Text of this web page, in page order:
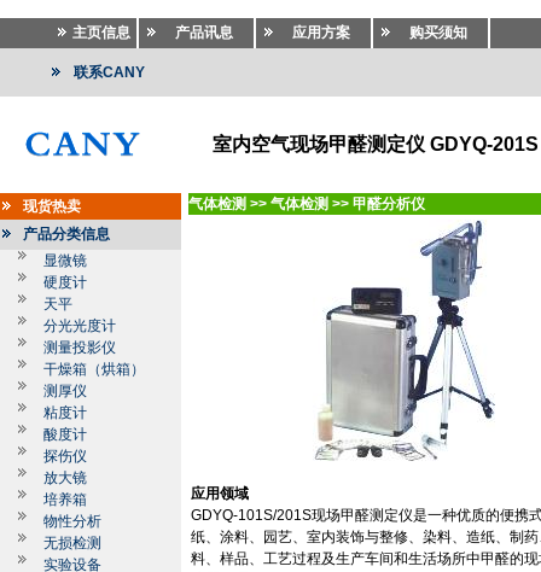
主页信息 产品讯息 应用方案 购买须知
联系CANY
室内空气现场甲醛测定仪 GDYQ-201S
现货热卖
产品分类信息
显微镜
硬度计
天平
分光光度计
测量投影仪
干燥箱（烘箱）
测厚仪
粘度计
酸度计
探伤仪
放大镜
培养箱
物性分析
无损检测
实验设备
气体检测 >> 气体检测 >> 甲醛分析仪
应用领域
GDYQ-101S/201S现场甲醛测定仪是一种优质的便携
纸、涂料、园艺、室内装饰与整修、染料、造纸、制
料、样品、工艺过程及生产车间和生活场所中甲醛的